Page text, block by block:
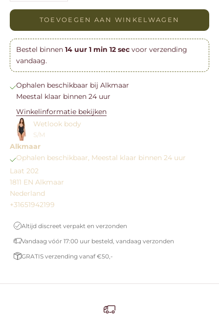
TOEVOEGEN AAN WINKELWAGEN
Bestel binnen 14 uur 1 min 12 sec voor verzending
vandaag.
Ophalen beschikbaar bij Alkmaar
Meestal klaar binnen 24 uur
Winkelinformatie bekijken
Wetlook body
S/M
Alkmaar
Ophalen beschikbaar, Meestal klaar binnen 24 uur
Laat 202
1811 EN Alkmaar
Nederland
+31651942199
Altijd discreet verpakt en verzonden
Vandaag vóór 17:00 uur besteld, vandaag verzonden
GRATIS verzending vanaf €50,-